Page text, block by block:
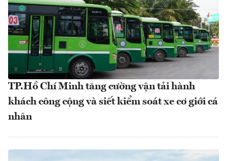
TP.Hồ Chí Minh tăng cường vận tải hành
khách công cộng và siết kiểm soát xe cơ giới cá
nhân